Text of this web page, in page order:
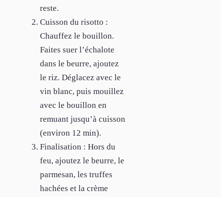
reste.
Cuisson du risotto :
Chauffez le bouillon.
Faites suer l’échalote
dans le beurre, ajoutez
le riz. Déglacez avec le
vin blanc, puis mouillez
avec le bouillon en
remuant jusqu’à cuisson
(environ 12 min).
Finalisation : Hors du
feu, ajoutez le beurre, le
parmesan, les truffes
hachées et la crème